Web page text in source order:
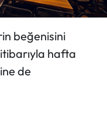
beğenisini
hafta
de